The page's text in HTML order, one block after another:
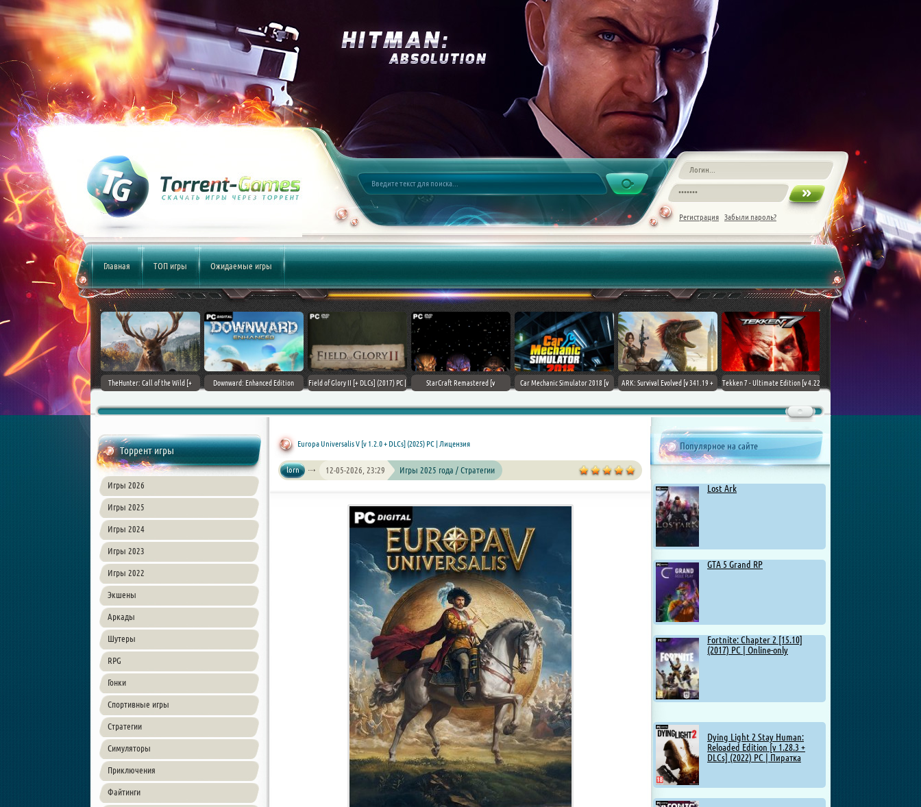
Регистрация Забыли пароль?
Главная ТОП игры Ожидаемые игры
World [v 1.11.4 + DLCs] (2017)
PC | Лицензия
TheHunter: Call of the Wild [+
Downward: Enhanced Edition
Field of Glory II [+ DLCs] (2017) PC |
StarCraft Remastered [v
Car Mechanic Simulator 2018 [v
ARK: Survival Evolved [v 341.19 +
Tekken 7 - Ultimate Edition [v 4.22
Chovka
Торрент игры
Игры 2026
Игры 2025
Игры 2024
Игры 2023
Игры 2022
Экшены
Аркады
Шутеры
RPG
Гонки
Спортивные игры
Стратегии
Симуляторы
Приключения
Файтинги
Популярное на сайте
Lost Ark
GTA 5 Grand RP
Fortnite: Chapter 2 [15.10]
(2017) PC | Online-only
Dying Light 2 Stay Human:
Reloaded Edition [v 1.28.3 +
DLCs] (2022) PC | Пиратка
Europa Universalis V [v 1.2.0 + DLCs] (2025) PC | Лицензия
lorn 12-05-2026, 23:29 Игры 2025 года / Стратегии